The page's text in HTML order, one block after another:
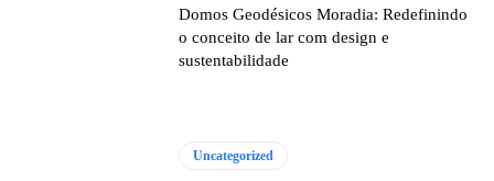
Domos Geodésicos Moradia: Redefinindo
o conceito de lar com design e
sustentabilidade
Uncategorized